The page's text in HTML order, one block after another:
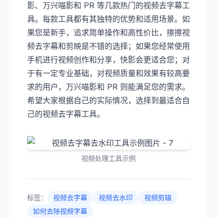
影、万兴喵影和 PR 等几款热门的视频去字幕工
具。每款工具都有其独特的优势和适用场景。如
果您是新手，追求简单操作和高性价比，擦擦视
频去字幕和剪映是不错的选择；如果您经常使用
手机进行视频创作和分享，快影会更适合您；对
于有一定专业基础，对视频质量和效果有较高要
求的用户，万兴喵影和 PR 则能满足您的需求。
希望大家根据自己的实际情况，选择到最适合自
己的视频去字幕工具。
视频处理工具示例
标签： 视频去字幕 视频去水印
视频剪辑
如何去除视频字幕